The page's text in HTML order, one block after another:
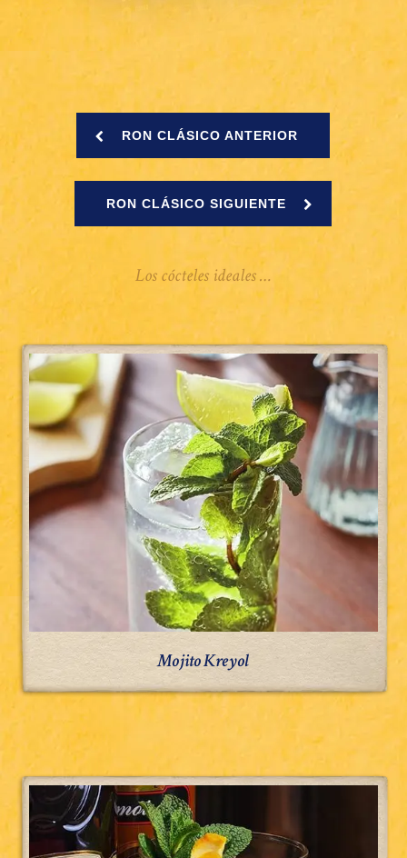
RON CLÁSICO ANTERIOR
RON CLÁSICO SIGUIENTE
Los cócteles ideales …
Mojito
Kreyol
Mojito Kreyol
Mai